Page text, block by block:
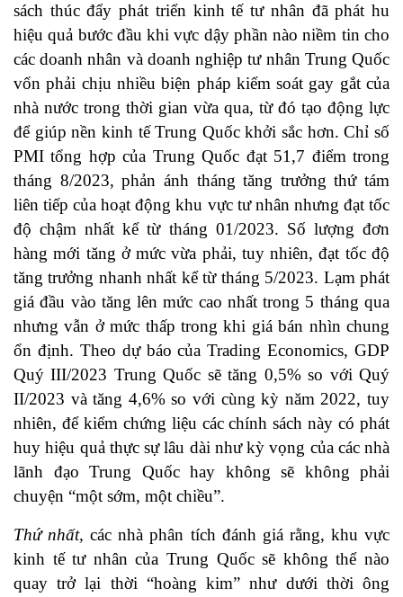
sách thúc đẩy phát triển kinh tế tư nhân đã phát hu
hiệu quả bước đầu khi vực dậy phần nào niềm tin cho
các doanh nhân và doanh nghiệp tư nhân Trung Quốc
vốn phải chịu nhiều biện pháp kiểm soát gay gắt của
nhà nước trong thời gian vừa qua, từ đó tạo động lực
để giúp nền kinh tế Trung Quốc khởi sắc hơn. Chỉ số
PMI tổng hợp của Trung Quốc đạt 51,7 điểm trong
tháng 8/2023, phản ánh tháng tăng trưởng thứ tám
liên tiếp của hoạt động khu vực tư nhân nhưng đạt tốc
độ chậm nhất kể từ tháng 01/2023. Số lượng đơn
hàng mới tăng ở mức vừa phải, tuy nhiên, đạt tốc độ
tăng trưởng nhanh nhất kể từ tháng 5/2023. Lạm phát
giá đầu vào tăng lên mức cao nhất trong 5 tháng qua
nhưng vẫn ở mức thấp trong khi giá bán nhìn chung
ổn định. Theo dự báo của Trading Economics, GDP
Quý III/2023 Trung Quốc sẽ tăng 0,5% so với Quý
II/2023 và tăng 4,6% so với cùng kỳ năm 2022, tuy
nhiên, để kiểm chứng liệu các chính sách này có phát
huy hiệu quả thực sự lâu dài như kỳ vọng của các nhà
lãnh đạo Trung Quốc hay không sẽ không phải
chuyện “một sớm, một chiều”.
Thứ nhất,các nhà phân tích đánh giá rằng, khu vực
kinh tế tư nhân của Trung Quốc sẽ không thể nào
quay trở lại thời “hoàng kim” như dưới thời ông